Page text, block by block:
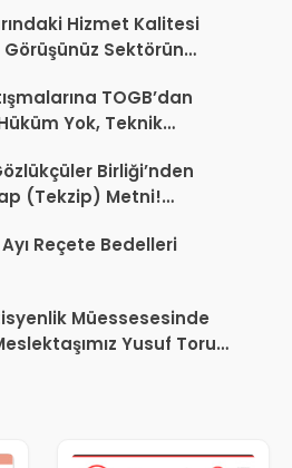
Hizmet Kalitesi
Sektörün
TOGB’dan
Yok, Teknik
Birliği’nden
(Tekzip) Metni!
Reçete Bedelleri
Müessesesinde
Yusuf Torun